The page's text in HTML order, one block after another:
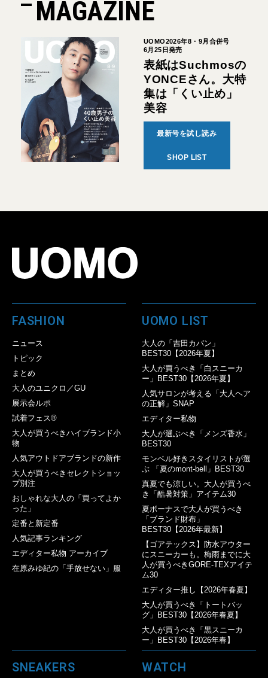
MAGAZINE
UOMO2026年8・9月合併号
6月25日発売
表紙はSuchmosの
YONCEさん。大特
集は「くい止め」
美容
最新号を試し読み
SHOP LIST
FASHION
ニュース
トピック
まとめ
大人のユニクロ／GU
展示会ルポ
試着フェス®︎
大人が買うべきハイブランド小
物
人気アウトドアブランドの新作
大人が買うべきセレクトショッ
プ別注
おしゃれな大人の「買ってよか
った」
定番と新定番
人気記事ランキング
エディター私物 アーカイブ
在原みゆ紀の「手放せない」服
UOMO LIST
大人の「吉田カバン」
BEST30【2026年夏】
大人が買うべき「白スニーカ
ー」BEST30【2026年夏】
人気サロンが考える「大人ヘア
の正解」SNAP
エディター私物
大人が選ぶべき「メンズ香水」
BEST30
モンベル好きスタイリストが選
ぶ 「夏のmont-bell」BEST30
真夏でも涼しい。大人が買うべ
き「酷暑対策」アイテム30
夏ボーナスで大人が買うべき
「ブランド財布」
BEST30【2026年最新】
【ゴアテックス】防水アウター
にスニーカーも。梅雨までに大
人が買うべきGORE-TEXアイテ
ム30
エディター推し【2026年春夏】
大人が買うべき「トートバッ
グ」BEST30【2026年春夏】
大人が買うべき「黒スニーカ
ー」BEST30【2026年春】
SNEAKERS WATCH